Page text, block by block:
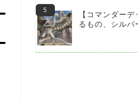
【コマンダー
るもの、シルバ